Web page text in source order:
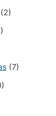
(2)
(7)